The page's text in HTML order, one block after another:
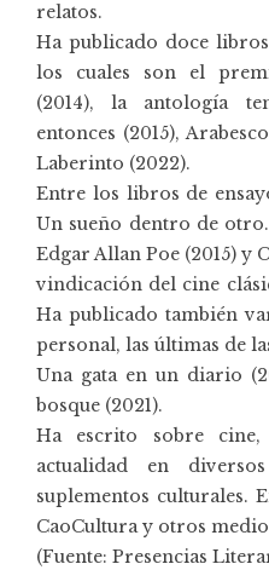
relatos.
Ha publicado doce
los cuales son el
(2014), la antología
entonces (2015),
Laberinto (2022).
Entre los libros de
Un sueño dentro de
Edgar Allan Poe (2015) y
vindicación del cine
Ha publicado también
personal, las últimas de
Una gata en un diario
bosque (2021).
Ha escrito sobre
actualidad en
suplementos culturales.
CaoCultura y otros
(Fuente: Presencias